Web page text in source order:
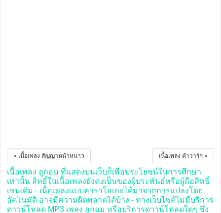
เนื้อเพลง คำว่ารัก »
« เนื้อเพลง สัญญาหน้าหนาว
เนื้อเพลง ลูกอม ที่แสดงบนเว็บก็เพื่อประโยชน์ในการศึกษา
เท่านั้น สิทธิ์ในเนื้อเพลงยังคงเป็นของผู้ประพันธ์หรือผู้ถือสิทธิ์
เช่นเดิม - เนื้อเพลงแบบคาราโอเกะได้มาจากการแปลงโดย
อัตโนมัติ อาจมีความผิดพลาดได้บ้าง - ทางเว็บไซต์ไม่มีบริการ
ดาวน์โหลด MP3 เพลง ลูกอม หรือบริการดาวน์โหลดใดๆ ซึ่ง